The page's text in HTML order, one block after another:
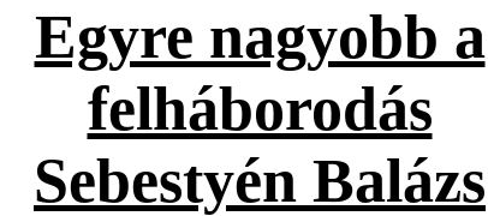
Egyre nagyobb a
felháborodás
Sebestyén Balázs